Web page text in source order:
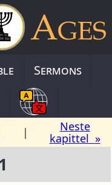
Sermons
|
Neste
kapittel »